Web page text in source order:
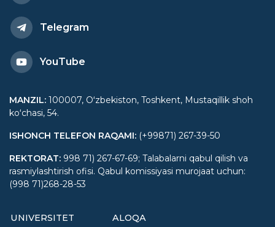
Telegram
YouTube
MANZIL: 100007, Oʻzbekiston, Toshkent, Mustaqillik shoh
koʻchasi, 54.
ISHONCH TELEFON RAQAMI: (+99871) 267-39-50
REKTORAT: 998 71) 267-67-69; Talabalarni qabul qilish va
rasmiylashtirish ofisi. Qabul komissiyasi murojaat uchun:
(998 71)268-28-53
UNIVERSITET ALOQA